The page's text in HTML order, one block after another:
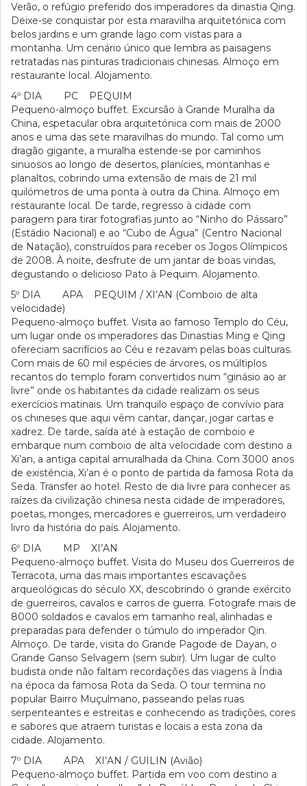
Verão, o refúgio preferido dos imperadores da dinastia Qing.
Deixe-se conquistar por esta maravilha arquitetónica com
belos jardins e um grande lago com vistas para a
montanha. Um cenário único que lembra as paisagens
retratadas nas pinturas tradicionais chinesas. Almoço em
restaurante local. Alojamento.
4º DIA PC PEQUIM
Pequeno-almoço buffet. Excursão à Grande Muralha da
China, espetacular obra arquitetónica com mais de 2000
anos e uma das sete maravilhas do mundo. Tal como um
dragão gigante, a muralha estende-se por caminhos
sinuosos ao longo de desertos, planícies, montanhas e
planaltos, cobrindo uma extensão de mais de 21 mil
quilómetros de uma ponta à outra da China. Almoço em
restaurante local. De tarde, regresso à cidade com
paragem para tirar fotografias junto ao “Ninho do Pássaro”
(Estádio Nacional) e ao “Cubo de Água” (Centro Nacional
de Natação), construídos para receber os Jogos Olímpicos
de 2008. À noite, desfrute de um jantar de boas vindas,
degustando o delicioso Pato à Pequim. Alojamento.
5º DIA APA PEQUIM / XI’AN (Comboio de alta
velocidade)
Pequeno-almoço buffet. Visita ao famoso Templo do Céu,
um lugar onde os imperadores das Dinastias Ming e Qing
ofereciam sacrifícios ao Céu e rezavam pelas boas culturas.
Com mais de 60 mil espécies de árvores, os múltiplos
recantos do templo foram convertidos num “ginásio ao ar
livre” onde os habitantes da cidade realizam os seus
exercícios matinais. Um tranquilo espaço de convívio para
os chineses que aqui vêm cantar, dançar, jogar cartas e
xadrez. De tarde, saída até à estação de comboio e
embarque num comboio de alta velocidade com destino a
Xi’an, a antiga capital amuralhada da China. Com 3000 anos
de existência, Xi’an é o ponto de partida da famosa Rota da
Seda. Transfer ao hotel. Resto de dia livre para conhecer as
raízes da civilização chinesa nesta cidade de imperadores,
poetas, monges, mercadores e guerreiros, um verdadeiro
livro da história do país. Alojamento.
6º DIA MP XI’AN
Pequeno-almoço buffet. Visita do Museu dos Guerreiros de
Terracota, uma das mais importantes escavações
arqueológicas do século XX, descobrindo o grande exército
de guerreiros, cavalos e carros de guerra. Fotografe mais de
8000 soldados e cavalos em tamanho real, alinhadas e
preparadas para defender o túmulo do imperador Qin.
Almoço. De tarde, visita do Grande Pagode de Dayan, o
Grande Ganso Selvagem (sem subir). Um lugar de culto
budista onde não faltam recordações das viagens à Índia
na época da famosa Rota da Seda. O tour termina no
popular Bairro Muçulmano, passeando pelas ruas
serpenteantes e estreitas e conhecendo as tradições, cores
e sabores que atraem turistas e locais a esta zona da
cidade. Alojamento.
7º DIA APA XI’AN / GUILIN (Avião)
Pequeno-almoço buffet. Partida em voo com destino a